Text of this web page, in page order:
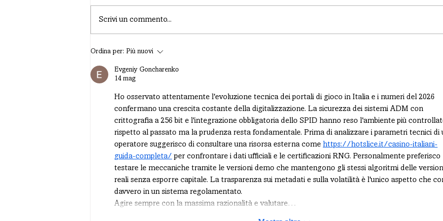
Scrivi un commento...
Ordina per: Più nuovi
Evgeniy Goncharenko
14 mag
Ho osservato attentamente l'evoluzione tecnica dei portali di gioco in Italia e i numeri del 2026
confermano una crescita costante della digitalizzazione. La sicurezza dei sistemi ADM con
crittografia a 256 bit e l'integrazione obbligatoria dello SPID hanno reso l'ambiente più
rispetto al passato ma la prudenza resta fondamentale. Prima di analizzare i parametri tecnici di
operatore suggerisco di consultare una risorsa esterna come https://hotslice.it/casino-italiani-
guida-completa/ per confrontare i dati ufficiali e le certificazioni RNG. Personalmente preferisco
testare le meccaniche tramite le versioni demo che mantengono gli stessi algoritmi delle
reali senza esporre capitale. La trasparenza sui metadati e sulla volatilità è l'unico aspetto che
davvero in un sistema regolamentato.
Agire sempre con la massima razionalità e valutare…